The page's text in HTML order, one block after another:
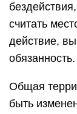
считать
действие,
обязанность.
Общая
быть